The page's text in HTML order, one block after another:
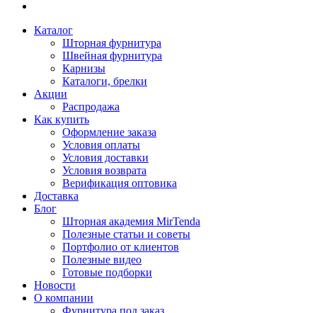
Каталог
Шторная фурнитура
Швейная фурнитура
Карнизы
Каталоги, брелки
Акции
Распродажа
Как купить
Оформление заказа
Условия оплаты
Условия доставки
Условия возврата
Верификация оптовика
Доставка
Блог
Шторная академия MirTenda
Полезные статьи и советы
Портфолио от клиентов
Полезные видео
Готовые подборки
Новости
О компании
Фурнитура под заказ